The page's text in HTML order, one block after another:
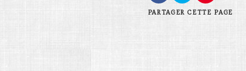
PARTAGER CETTE PAGE